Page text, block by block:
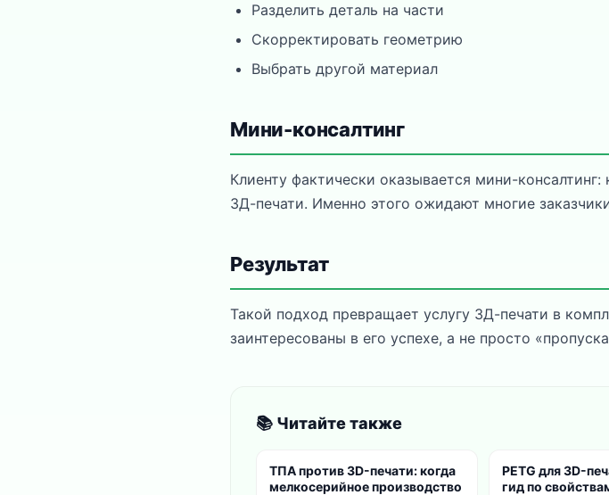
Разделить деталь на части
Скорректировать геометрию
Выбрать другой материал
Мини-консалтинг
Клиенту фактически оказывается мини-
3Д-печати. Именно этого ожидают многие
Результат
Такой подход превращает услугу 3Д-печати в
заинтересованы в его успехе, а не просто
📚 Читайте также
ТПА против 3D-печати: когда
мелкосерийное производство
PETG для 3D-
гид по